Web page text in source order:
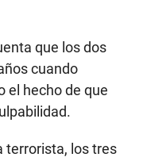
que los dos
cuando
el hecho de que
terrorista, los tres